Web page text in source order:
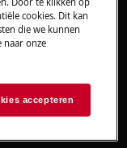
u
uitvoert
cookies. Dit kan
die we kunnen
naar onze
accepteren